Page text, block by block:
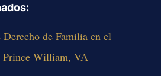
de Familia en el
Prince William, VA